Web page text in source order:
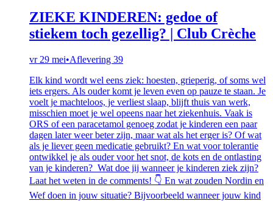
ZIEKE KINDEREN: gedoe of
stiekem toch gezellig? | Club Crèche
vr 29 mei•Aflevering 39
Elk kind wordt wel eens ziek: hoesten, grieperig, of soms wel
iets ergers. Als ouder komt je leven even op pauze te staan. Je
voelt je machteloos, je verliest slaap, blijft thuis van werk,
misschien moet je wel opeens naar het ziekenhuis. Vaak is
ORS of een paracetamol genoeg zodat je kinderen een paar
dagen later weer beter zijn, maar wat als het erger is? Of wat
als je liever geen medicatie gebruikt? En wat voor tolerantie
ontwikkel je als ouder voor het snot, de kots en de ontlasting
van je kinderen? Wat doe jij wanneer je kinderen ziek zijn?
Laat het weten in de comments! 👇 En wat zouden Nordin en
Wef doen in jouw situatie? Bijvoorbeeld wanneer jouw kind